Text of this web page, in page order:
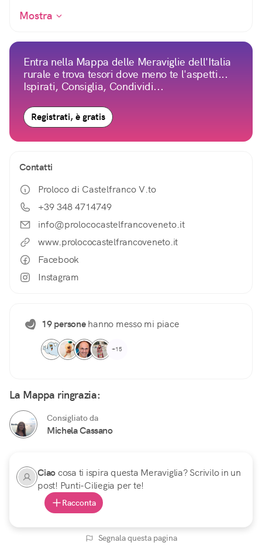
Mostra
Entra nella Mappa delle Meraviglie dell'Italia
rurale e trova tesori dove meno te l'aspetti...
Ispirati, Consiglia, Condividi...
Registrati, è gratis
Contatti
Proloco di Castelfranco V.to
+39 348 4714749
info@prolococastelfrancoveneto.it
www.prolococastelfrancoveneto.it
Facebook
Instagram
19 personehanno messo mi piace
+15
La Mappa ringrazia:
Consigliato da
Michela Cassano
Ciaocosa ti ispira questa Meraviglia? Scrivilo in un
post! Punti-Ciliegia per te!
Racconta
Segnala questa pagina